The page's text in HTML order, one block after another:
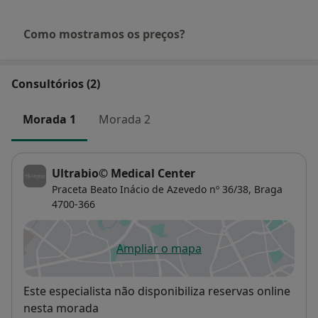
Como mostramos os preços?
Consultórios (2)
Morada 1 Morada 2
Ultrabio© Medical Center
Praceta Beato Inácio de Azevedo nº 36/38, Braga
4700-366
Ampliar o mapaabre num novo separador
Disponibilidade
Este especialista não disponibiliza reservas online
nesta morada